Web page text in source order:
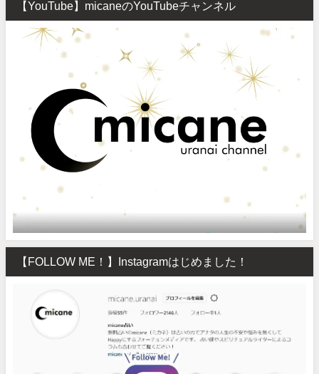
【YouTube】micaneのYouTubeチャンネル
【FOLLOW ME！】Instagramはじめました！